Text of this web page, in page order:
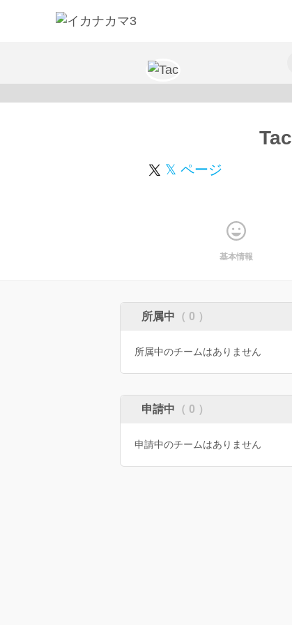
Tac
𝕏 ページ
基本情報
所属中 （ 0 ）
所属中のチームはありません
申請中 （ 0 ）
申請中のチームはありません